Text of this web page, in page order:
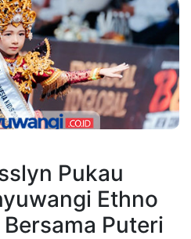
Pukau
Ethno
Puteri